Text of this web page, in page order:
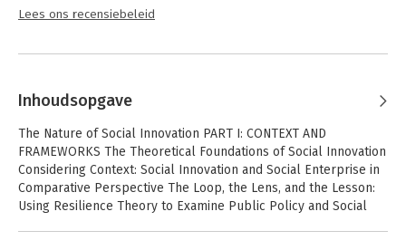
Lees ons recensiebeleid
Inhoudsopgave
The Nature of Social Innovation PART I: CONTEXT AND
FRAMEWORKS The Theoretical Foundations of Social Innovation
Considering Context: Social Innovation and Social Enterprise in
Comparative Perspective The Loop, the Lens, and the Lesson:
Using Resilience Theory to Examine Public Policy and Social